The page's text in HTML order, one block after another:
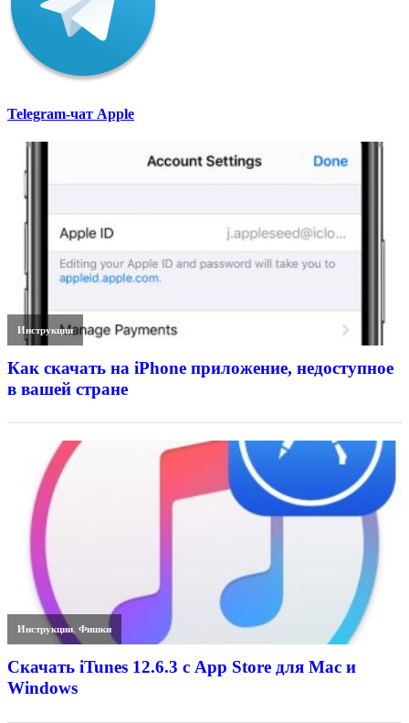
Telegram-чат Apple
Инструкции
Как скачать на iPhone приложение, недоступное
в вашей стране
Инструкции,Фишки
Скачать iTunes 12.6.3 с App Store для Mac и
Windows